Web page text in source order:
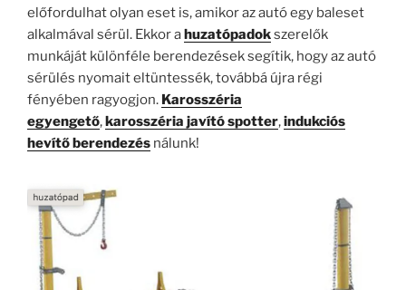
előfordulhat olyan eset is, amikor az autó egy baleset
alkalmával sérül. Ekkor ahuzatópadokszerelők
munkáját különféle berendezések segítik, hogy az autó
sérülés nyomait eltüntessék, továbbá újra régi
fényében ragyogjon. Karosszéria
egyengető,karosszéria javító spotter,indukciós
hevítő berendezés nálunk!